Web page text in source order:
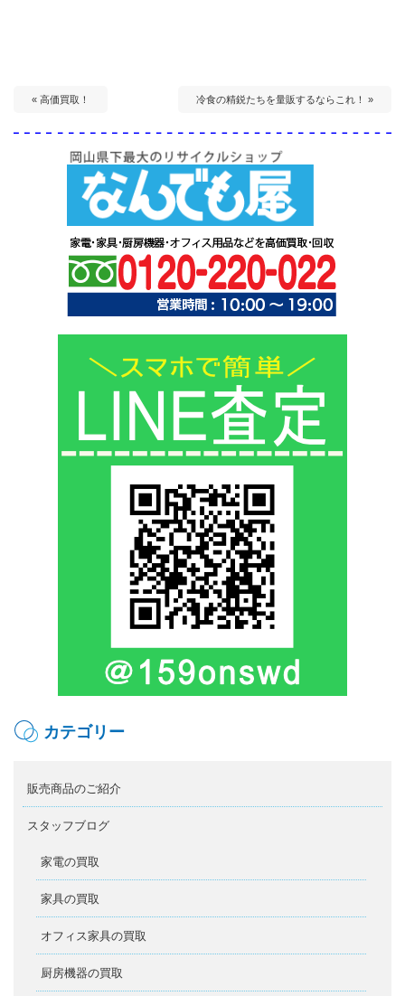
« 高価買取！ 冷食の精鋭たちを量販するならこれ！ »
カテゴリー
販売商品のご紹介
スタッフブログ
家電の買取
家具の買取
オフィス家具の買取
厨房機器の買取